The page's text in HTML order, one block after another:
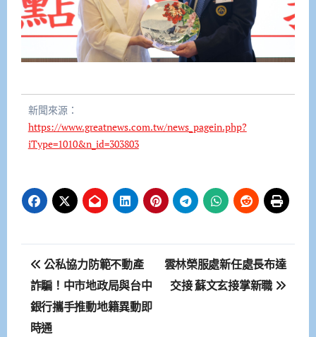
新聞來源：
https://www.greatnews.com.tw/news_pagein.php?
iType=1010&n_id=303803
文
章
導
公私協力防範不動產
詐騙！中市地政局與台中
銀行攜手推動地籍異動即
時通
雲林榮服處新任處長布達
交接 蘇文玄接掌新職